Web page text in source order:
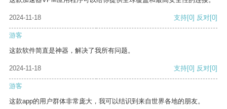
2024-11-18 支持[0] 反对[0]
游客
这款软件简直是神器，解决了我所有问题。
2024-11-18 支持[0] 反对[0]
游客
这款app的用户群体非常庞大，我可以结识到来自世界各地的朋友。